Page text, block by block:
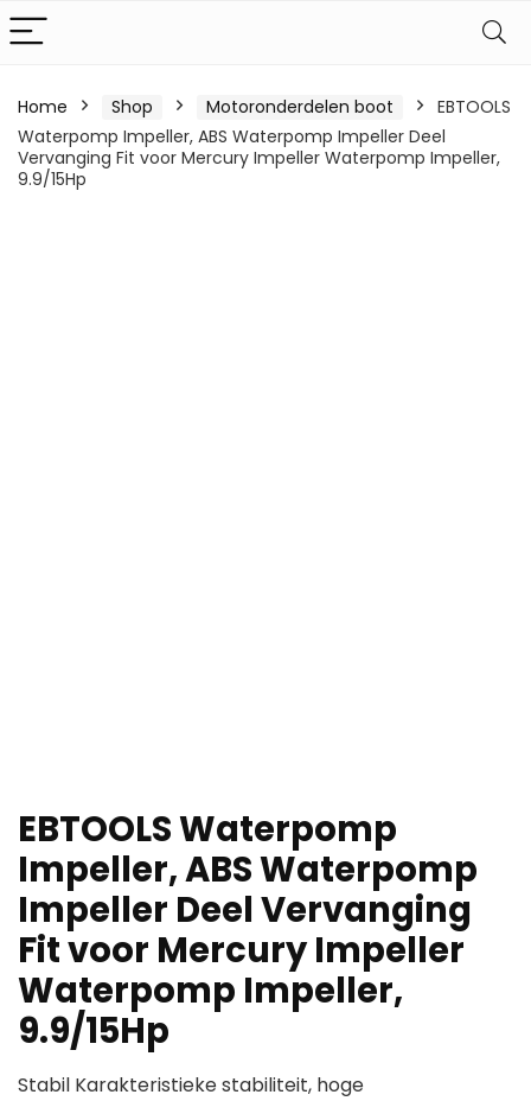
Home Shop Motoronderdelen boot
EBTOOLS
Waterpomp Impeller, ABS Waterpomp Impeller Deel
Vervanging Fit voor Mercury Impeller Waterpomp Impeller,
9.9/15Hp
EBTOOLS Waterpomp
Impeller, ABS Waterpomp
Impeller Deel Vervanging
Fit voor Mercury Impeller
Waterpomp Impeller,
9.9/15Hp
Stabil Karakteristieke stabiliteit, hoge